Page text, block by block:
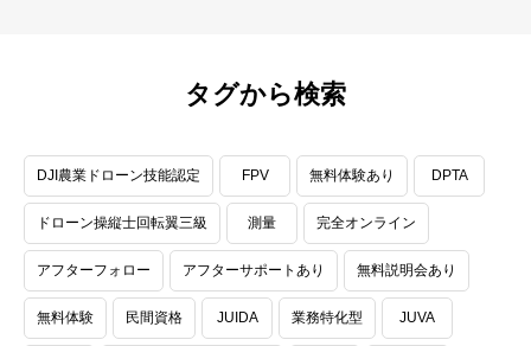
タグから検索
DJI農業ドローン技能認定 FPV 無料体験あり DPTA
ドローン操縦士回転翼三級 測量 完全オンライン
アフターフォロー アフターサポートあり 無料説明会あり
無料体験 民間資格 JUIDA 業務特化型 JUVA